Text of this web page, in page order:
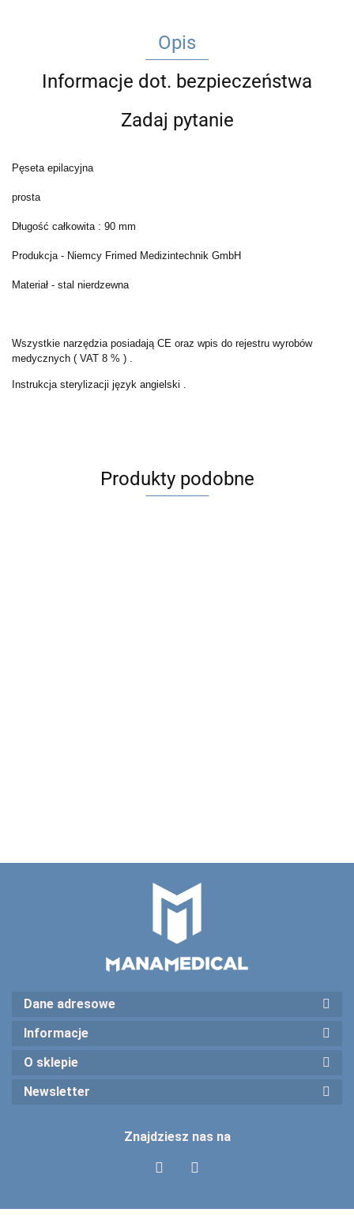
Opis
Informacje dot. bezpieczeństwa
Zadaj pytanie
Pęseta epilacyjna
prosta
Długość całkowita : 90 mm
Produkcja - Niemcy Frimed Medizintechnik GmbH
Materiał - stal nierdzewna
Wszystkie narzędzia posiadają CE oraz wpis do rejestru wyrobów
medycznych ( VAT 8 % ) .
Instrukcja sterylizacji język angielski .
Produkty podobne
Dane adresowe
Informacje
O sklepie
Newsletter
Znajdziesz nas na